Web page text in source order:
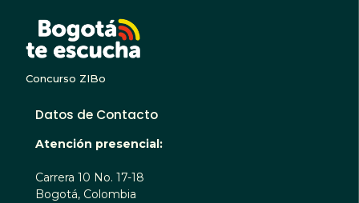
Concurso ZIBo
Datos de Contacto
Atención presencial:
Carrera 10 No. 17-18
Bogotá, Colombia